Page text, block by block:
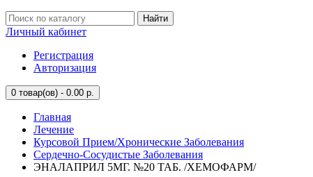
Найти
Личный кабинет
Регистрация
Авторизация
0 товар(ов) - 0.00 р.
Главная
Лечение
Курсовой Прием/Хронические Заболевания
Сердечно-Сосудистые Заболевания
ЭНАЛАПРИЛ 5МГ. №20 ТАБ. /ХЕМОФАРМ/